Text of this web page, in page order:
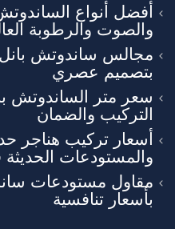
أفضل أنواع
والصوت والرطوبة
مجالس ساندوتش
بتصميم عصري
سعر متر الساندوتش
التركيب والضمان
أسعار تركيب هناجر
والمستودعات
مقاول مستودعات
بأسعار تنافسية